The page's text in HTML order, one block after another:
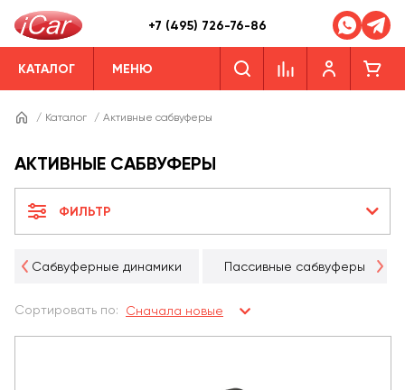
+7 (495) 726-76-86
КАТАЛОГ МЕНЮ
/ Каталог / Активные сабвуферы
АКТИВНЫЕ САБВУФЕРЫ
ФИЛЬТР
Сабвуферные динамики Пассивные сабвуферы
Сортировать по: Сначала новые